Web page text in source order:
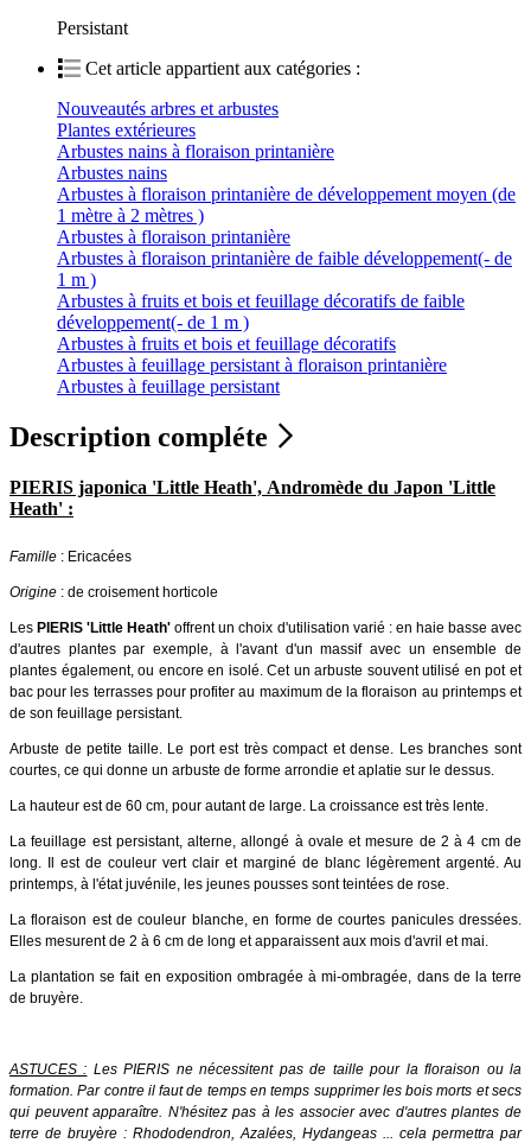
Persistant
Cet article appartient aux catégories :
Nouveautés arbres et arbustes
Plantes extérieures
Arbustes nains à floraison printanière
Arbustes nains
Arbustes à floraison printanière de développement moyen (de
1 mètre à 2 mètres )
Arbustes à floraison printanière
Arbustes à floraison printanière de faible développement(- de
1 m )
Arbustes à fruits et bois et feuillage décoratifs de faible
développement(- de 1 m )
Arbustes à fruits et bois et feuillage décoratifs
Arbustes à feuillage persistant à floraison printanière
Arbustes à feuillage persistant
Description compléte
PIERIS japonica 'Little Heath', Andromède du Japon 'Little
Heath' :
Famille : Ericacées
Origine : de croisement horticole
Les PIERIS 'Little Heath' offrent un choix d'utilisation varié : en haie basse avec
d'autres plantes par exemple, à l'avant d'un massif avec un ensemble de
plantes également, ou encore en isolé. Cet un arbuste souvent utilisé en pot et
bac pour les terrasses pour profiter au maximum de la floraison au printemps et
de son feuillage persistant.
Arbuste de petite taille. Le port est très compact et dense. Les branches sont
courtes, ce qui donne un arbuste de forme arrondie et aplatie sur le dessus.
La hauteur est de 60 cm, pour autant de large. La croissance est très lente.
La feuillage est persistant, alterne, allongé à ovale et mesure de 2 à 4 cm de
long. Il est de couleur vert clair et marginé de blanc légèrement argenté. Au
printemps, à l'état juvénile, les jeunes pousses sont teintées de rose.
La floraison est de couleur blanche, en forme de courtes panicules dressées.
Elles mesurent de 2 à 6 cm de long et apparaissent aux mois d'avril et mai.
La plantation se fait en exposition ombragée à mi-ombragée, dans de la terre
de bruyère.
ASTUCES : Les PIERIS ne nécessitent pas de taille pour la floraison ou la
formation. Par contre il faut de temps en temps supprimer les bois morts et secs
qui peuvent apparaître. N'hésitez pas à les associer avec d'autres plantes de
terre de bruyère : Rhododendron, Azalées, Hydangeas ... cela permettra par